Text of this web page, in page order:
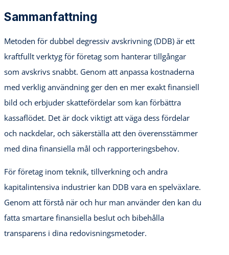
Sammanfattning
Metoden för dubbel degressiv avskrivning (DDB) är ett
kraftfullt verktyg för företag som hanterar tillgångar
som avskrivs snabbt. Genom att anpassa kostnaderna
med verklig användning ger den en mer exakt finansiell
bild och erbjuder skattefördelar som kan förbättra
kassaflödet. Det är dock viktigt att väga dess fördelar
och nackdelar, och säkerställa att den överensstämmer
med dina finansiella mål och rapporteringsbehov.
För företag inom teknik, tillverkning och andra
kapitalintensiva industrier kan DDB vara en spelväxlare.
Genom att förstå när och hur man använder den kan du
fatta smartare finansiella beslut och bibehålla
transparens i dina redovisningsmetoder.